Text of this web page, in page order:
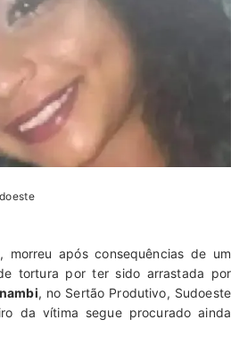
morreu após consequências de um
tortura por ter sido arrastada por
, no Sertão Produtivo, Sudoeste
da vítima segue procurado ainda